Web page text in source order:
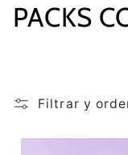
C
e
PACKS
Filtrar y